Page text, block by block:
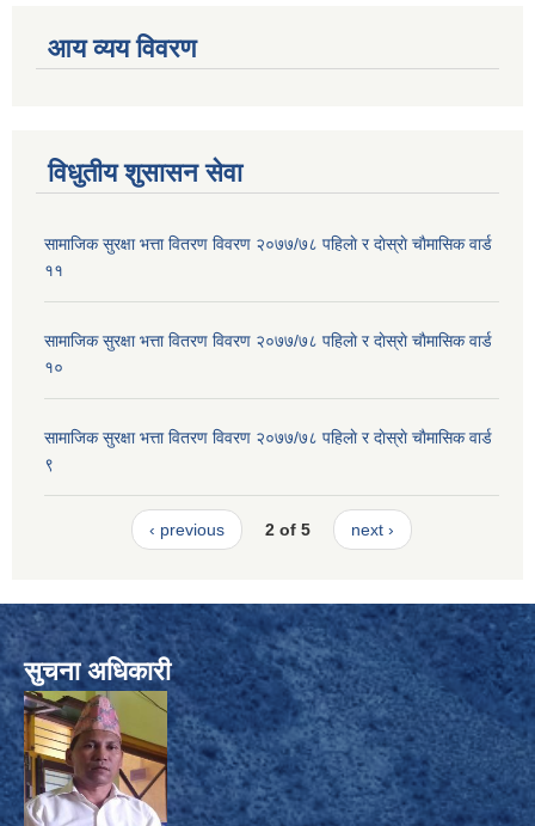
आय व्यय विवरण
विधुतीय शुसासन सेवा
सामाजिक सुरक्षा भत्ता वितरण विवरण २०७७/७८ पहिलाे र दाेस्राे चाैमासिक वार्ड
११
सामाजिक सुरक्षा भत्ता वितरण विवरण २०७७/७८ पहिलाे र दाेस्राे चाैमासिक वार्ड
१०
सामाजिक सुरक्षा भत्ता वितरण विवरण २०७७/७८ पहिलाे र दाेस्राे चाैमासिक वार्ड
९
‹ previous 2 of 5 next ›
सुचना अधिकारी